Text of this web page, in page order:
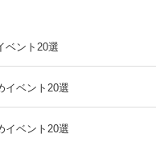
ベント20選
イベント20選
イベント20選